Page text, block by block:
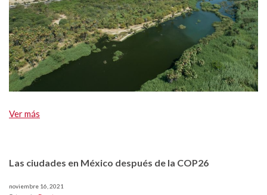
Ver más
Las ciudades en México después de la COP26
noviembre 16, 2021